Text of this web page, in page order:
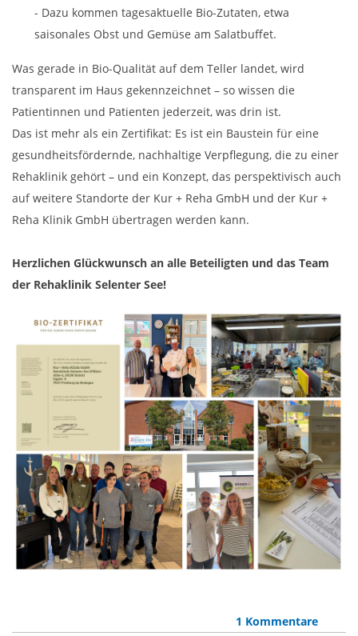
- Dazu kommen tagesaktuelle Bio-Zutaten, etwa
saisonales Obst und Gemüse am Salatbuffet.
Was gerade in Bio-Qualität auf dem Teller landet, wird
transparent im Haus gekennzeichnet – so wissen die
Patientinnen und Patienten jederzeit, was drin ist.
Das ist mehr als ein Zertifikat: Es ist ein Baustein für eine
gesundheitsfördernde, nachhaltige Verpflegung, die zu einer
Rehaklinik gehört – und ein Konzept, das perspektivisch auch
auf weitere Standorte der Kur + Reha GmbH und der Kur +
Reha Klinik GmbH übertragen werden kann.
Herzlichen Glückwunsch an alle Beteiligten und das Team
der Rehaklinik Selenter See!
1 Kommentare